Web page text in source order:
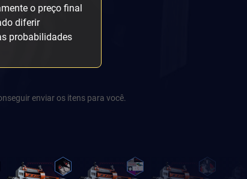
o preço final
diferir
probabilidades
enviar os itens para você.